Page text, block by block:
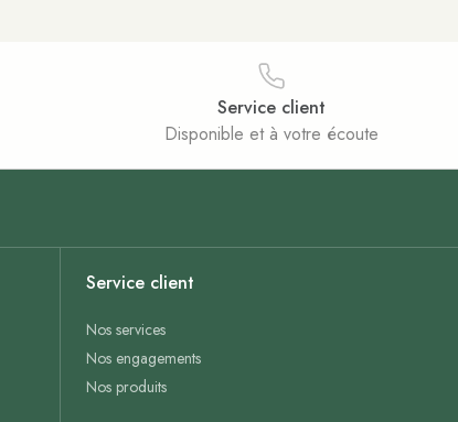
Service client
Disponible et à votre écoute
Service client
Nos services
Nos engagements
Nos produits